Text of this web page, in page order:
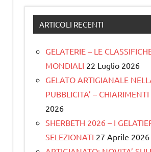
ARTICOLI RECENTI
GELATERIE – LE
MONDIALI 22 Luglio 2026
GELATO ARTIGIANALE
PUBBLICITA’ – CHIARIMENTI
2026
SHERBETH 2026 – I
SELEZIONATI 27 Aprile 2026